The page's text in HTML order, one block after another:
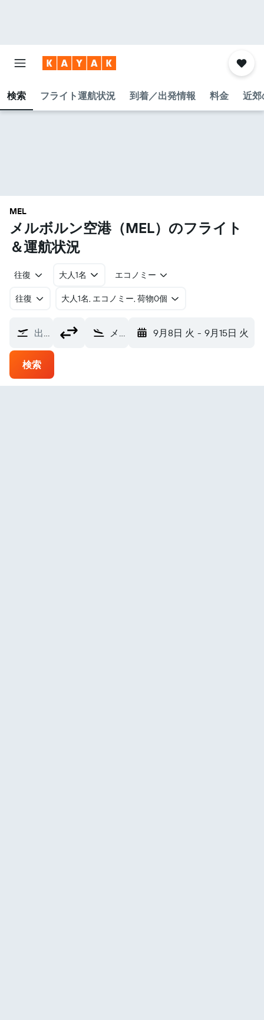
検索 フライト運航状況 到着／出発情報 料金 近郊
MEL
メルボルン空港​（MEL​）のフライト
＆運航状況
往復 大人1名 エコノミー
往復 ​大人1名, エコノミー, 荷物0個
出発地 メルボルン空港 (MEL) 9月8日 火 - 9月15日 火
検索